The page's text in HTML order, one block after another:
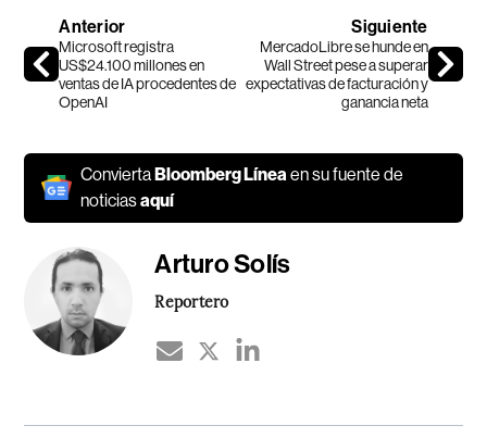
Anterior
Microsoft registra
US$24.100 millones en
ventas de IA procedentes de
OpenAI
Siguiente
MercadoLibre se hunde en
Wall Street pese a superar
expectativas de facturación y
ganancia neta
ConviertaBloomberg Línea en su fuente de
noticiasaquí
Arturo Solís
Reportero